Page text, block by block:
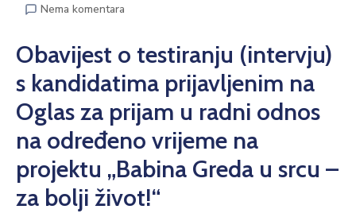
Nema komentara
Obavijest o testiranju (intervju)
s kandidatima prijavljenim na
Oglas za prijam u radni odnos
na određeno vrijeme na
projektu „Babina Greda u srcu –
za bolji život!“